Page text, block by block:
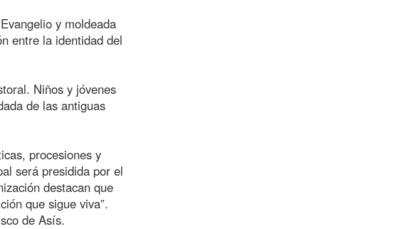
y moldeada
entre la identidad del
Niños y jóvenes
de las antiguas
procesiones y
será presidida por el
destacan que
que sigue viva”.
de Asís.